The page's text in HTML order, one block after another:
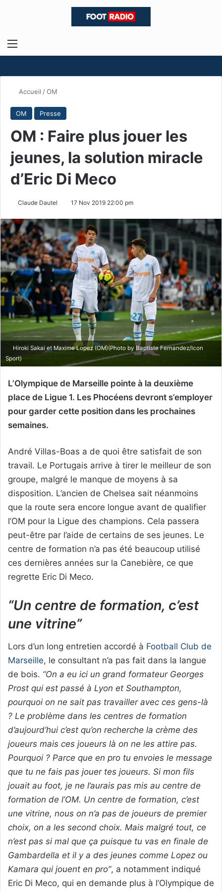
Menu
Accueil /OM
OM Presse
OM : Faire plus jouer les
jeunes, la solution miracle
d’Eric Di Meco
Claude Dautel 17 Nov 2019 22:00 pm
Hiroki Sakai et Maxime Lopez (OM)(Photo by Baptiste Fernandez/Icon
Sport)
L’Olympique de Marseille pointe à la deuxième
place de Ligue 1. Les Phocéens devront s’employer
pour garder cette position dans les prochaines
semaines.
André Villas-Boas a de quoi être satisfait de son
travail. Le Portugais arrive à tirer le meilleur de son
groupe, malgré le manque de moyens à sa
disposition. L’ancien de Chelsea sait néanmoins
que la route sera encore longue avant de qualifier
l’OM pour la Ligue des champions. Cela passera
peut-être par l’aide de certains de ses jeunes. Le
centre de formation n’a pas été beaucoup utilisé
ces dernières années sur la Canebière, ce que
regrette Eric Di Meco.
“Un centre de formation, c’est
une vitrine”
Lors d’un long entretien accordé à Football Club de
Marseille, le consultant n’a pas fait dans la langue
de bois. “On a eu ici un grand formateur Georges
Prost qui est passé à Lyon et Southampton,
pourquoi on ne sait pas travailler avec ces gens-là
? Le problème dans les centres de formation
d’aujourd’hui c’est qu’on recherche la crème des
joueurs mais ces joueurs là on ne les attire pas.
Pourquoi ? Parce que en pro tu envoies le message
que tu ne fais pas jouer tes joueurs. Si mon fils
jouait au foot, je ne l’aurais pas mis au centre de
formation de l’OM. Un centre de formation, c’est
une vitrine, nous on n’a pas de joueurs de premier
choix, on a les second choix. Mais malgré tout, ce
n’est pas si mal que ça puisque tu vas en finale de
Gambardella et il y a des jeunes comme Lopez ou
Kamara qui jouent en pro”, a notamment indiqué
Eric Di Meco, qui en demande plus à l’Olympique de